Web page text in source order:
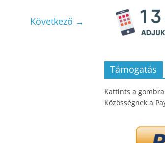
Következő →
Támogatás
Kattints a
Közösségnek a